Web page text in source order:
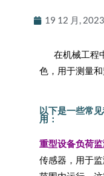
19 12 月, 2023
在机械工程
色，用于测量和
以下是一些常
用：
重型设备负荷监
传感器，用于